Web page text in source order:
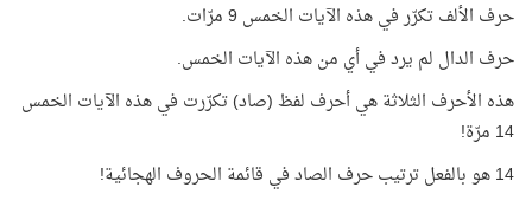
حرف الألف تكرّر في هذه الآيات الخمس 9 مرّات.
حرف الدال لم يرد في أي من هذه الآيات الخمس.
هذه الأحرف الثلاثة هي أحرف لفظ (صاد) تكرّرت في هذه الآيات الخمس
14 مرّة!
14 هو بالفعل ترتيب حرف الصاد في قائمة الحروف الهجائية!